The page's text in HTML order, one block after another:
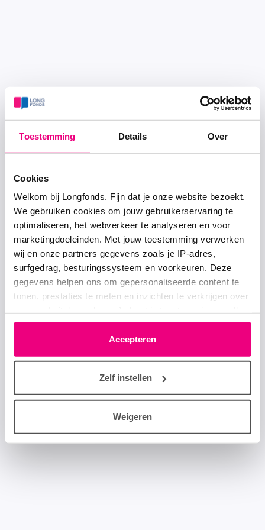
Toestemming Details Over
Cookies
Welkom bij Longfonds. Fijn dat je onze website bezoekt.
We gebruiken cookies om jouw gebruikerservaring te
optimaliseren, het webverkeer te analyseren en voor
marketingdoeleinden. Met jouw toestemming verwerken
wij en onze partners gegevens zoals je IP-adres,
surfgedrag, besturingssysteem en voorkeuren. Deze
gegevens helpen ons om gepersonaliseerde content te
tonen, prestaties te meten en inzichten te verkrijgen over
moment wijzigen of intrekken via het cookie-icoontje
linksonder elke pagina. De lijst met partners is te vinden
in het tabblad “details”.
Accepteren
Zelf instellen
Weigeren